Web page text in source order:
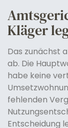
Kläger
Das zunächst
ab. Die
habe keine
fehlenden
Entscheidung